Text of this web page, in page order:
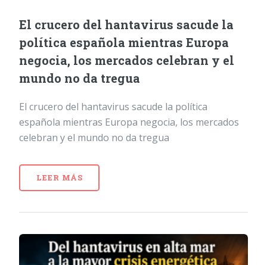
El crucero del hantavirus sacude la
política española mientras Europa
negocia, los mercados celebran y el
mundo no da tregua
El crucero del hantavirus sacude la política
española mientras Europa negocia, los mercados
celebran y el mundo no da tregua
LEER MÁS